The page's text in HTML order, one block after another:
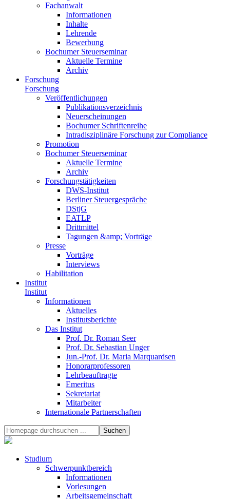
Fachanwalt
Informationen
Inhalte
Lehrende
Bewerbung
Bochumer Steuerseminar
Aktuelle Termine
Archiv
Forschung
Forschung
Veröffentlichungen
Publikationsverzeichnis
Neuerscheinungen
Bochumer Schriftenreihe
Intradisziplinäre Forschung zur Compliance
Promotion
Bochumer Steuerseminar
Aktuelle Termine
Archiv
Forschungstätigkeiten
DWS-Institut
Berliner Steuergespräche
DStjG
EATLP
Drittmittel
Tagungen &amp; Vorträge
Presse
Vorträge
Interviews
Habilitation
Institut
Institut
Informationen
Aktuelles
Institutsberichte
Das Institut
Prof. Dr. Roman Seer
Prof. Dr. Sebastian Unger
Jun.-Prof. Dr. Maria Marquardsen
Honorarprofessoren
Lehrbeauftragte
Emeritus
Sekretariat
Mitarbeiter
Internationale Partnerschaften
Studium
Schwerpunktbereich
Informationen
Vorlesungen
Arbeitsgemeinschaft